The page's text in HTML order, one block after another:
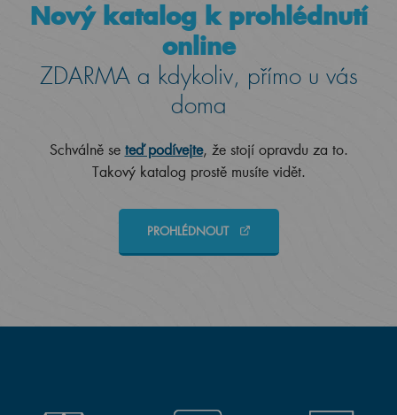
Nový katalog k prohlédnutí
online
ZDARMA a kdykoliv, přímo u vás
doma
Schválně se teď podívejte, že stojí opravdu za to.
Takový katalog prostě musíte vidět.
PROHLÉDNOUT